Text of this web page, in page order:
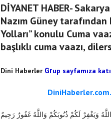
​DİYANET HABER-
Nazım Güney tarafından
Yolları” konulu Cuma
başlıklı cuma vaazı,
Dini Haberler Grup sayfamıza
وَيَغْفِرْ لَكُمْ ذُنُوبَكُمْ وَاللَّهُ غَفُورٌ رَحِيمٌ